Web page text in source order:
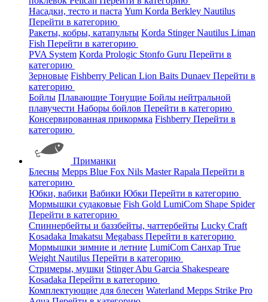
Насадки, тесто и паста Yum Korda Berkley Nautilus
Перейти в категорию
Ракеты, кобры, катапульты Korda StingerNautilus Liman
Fish Перейти в категорию
PVA System Korda Prologic Stonfo Guru Перейти в
категорию
Зерновые Fishberry Pelican Lion Baits Dunaev Перейти в
категорию
Бойлы Плавающие Тонущие Бойлы нейтральной
плавучести Наборы бойлов Перейти в категорию
Консервированная прикормка Fishberry Перейти в
категорию
Приманки
Блесны Mepps Blue Fox Nils MasterRapala Перейти в
категорию
Юбки, вабики Вабики Юбки Перейти в категорию
Мормышки судаковые Fish Gold LumiCom Shape Spider
Перейти в категорию
Спиннербейты и баззбейты, чаттербейты Lucky Craft
Kosadaka Imakatsu Megabass Перейти в категорию
Мормышки зимние и летние LumiCom Санхар True
Weight Nautilus Перейти в категорию
Стримеры, мушки StingerAbu Garcia Shakespeare
Kosadaka Перейти в категорию
Комплектующие для блесен Waterland Mepps Strike Pro